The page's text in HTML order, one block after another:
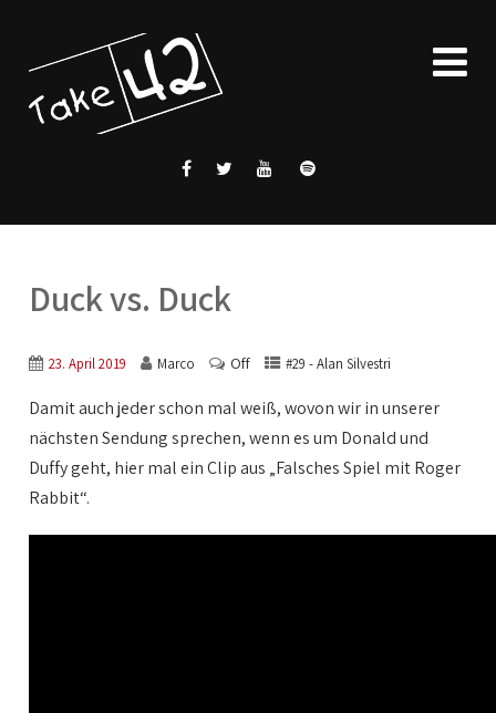
Duck vs. Duck
23. April 2019 Marco Off #29 - Alan Silvestri
Damit auch jeder schon mal weiß, wovon wir in unserer
nächsten Sendung sprechen, wenn es um Donald und
Duffy geht, hier mal ein Clip aus „Falsches Spiel mit Roger
Rabbit“.